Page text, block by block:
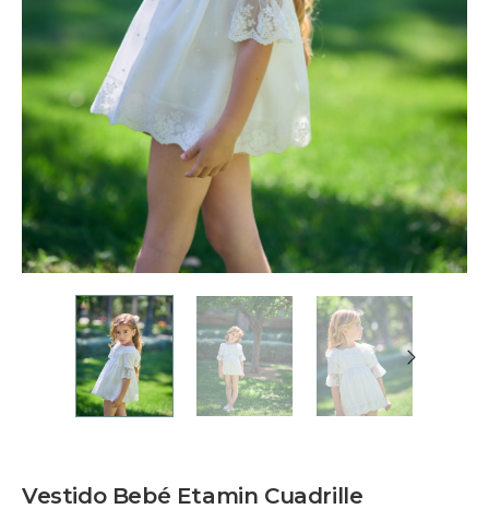
Vestido Bebé Etamin Cuadrille